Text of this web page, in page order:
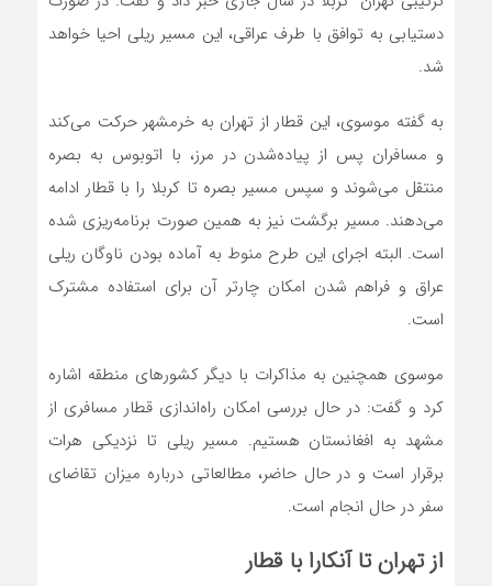
دستیابی به توافق با طرف عراقی، این مسیر ریلی احیا خواهد
شد.
به گفته موسوی، این قطار از تهران به خرمشهر حرکت می‌کند
و مسافران پس از پیاده‌شدن در مرز، با اتوبوس به بصره
منتقل می‌شوند و سپس مسیر بصره تا کربلا را با قطار ادامه
می‌دهند. مسیر برگشت نیز به همین صورت برنامه‌ریزی شده
است. البته اجرای این طرح منوط به آماده بودن ناوگان ریلی
عراق و فراهم شدن امکان چارتر آن برای استفاده مشترک
است.
موسوی همچنین به مذاکرات با دیگر کشورهای منطقه اشاره
کرد و گفت: در حال بررسی امکان راه‌اندازی قطار مسافری از
مشهد به افغانستان هستیم. مسیر ریلی تا نزدیکی هرات
برقرار است و در حال حاضر، مطالعاتی درباره میزان تقاضای
سفر در حال انجام است.
از تهران تا آنکارا با قطار